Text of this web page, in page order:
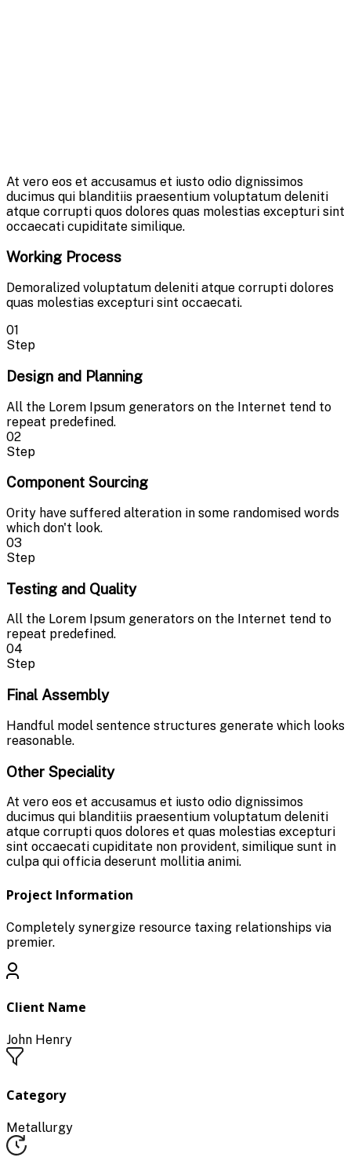
At vero eos et accusamus et iusto odio dignissimos
ducimus qui blanditiis praesentium voluptatum deleniti
atque corrupti quos dolores quas molestias excepturi sint
occaecati cupiditate similique.
Working Process
Demoralized voluptatum deleniti atque corrupti dolores
quas molestias excepturi sint occaecati.
01
Step
Design and Planning
All the Lorem Ipsum generators on the Internet tend to
repeat predefined.
02
Step
Component Sourcing
Ority have suffered alteration in some randomised words
which don't look.
03
Step
Testing and Quality
All the Lorem Ipsum generators on the Internet tend to
repeat predefined.
04
Step
Final Assembly
Handful model sentence structures generate which looks
reasonable.
Other Speciality
At vero eos et accusamus et iusto odio dignissimos
ducimus qui blanditiis praesentium voluptatum deleniti
atque corrupti quos dolores et quas molestias excepturi
sint occaecati cupiditate non provident, similique sunt in
culpa qui officia deserunt mollitia animi.
Project Information
Completely synergize resource taxing relationships via
premier.
Client Name
John Henry
Category
Metallurgy